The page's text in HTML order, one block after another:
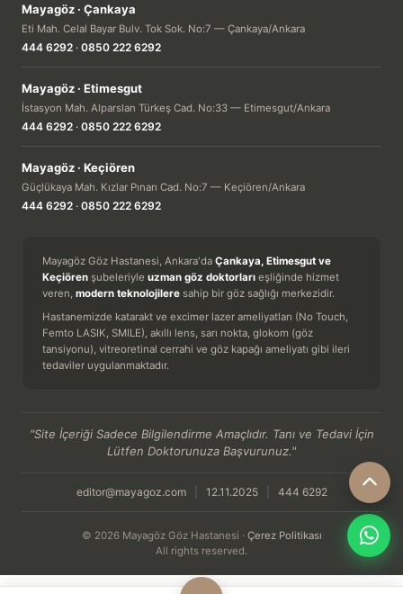
Mayagöz · Çankaya
Eti Mah. Celal Bayar Bulv. Tok Sok. No:7 — Çankaya/Ankara
444 6292 · 0850 222 6292
Mayagöz · Etimesgut
İstasyon Mah. Alparslan Türkeş Cad. No:33 — Etimesgut/Ankara
444 6292 · 0850 222 6292
Mayagöz · Keçiören
Güçlükaya Mah. Kızlar Pınarı Cad. No:7 — Keçiören/Ankara
444 6292 · 0850 222 6292
Mayagöz Göz Hastanesi, Ankara'da Çankaya, Etimesgut ve
Keçiören şubeleriyle uzman göz doktorları eşliğinde hizmet
veren, modern teknolojilere sahip bir göz sağlığı merkezidir.
Hastanemizde katarakt ve excimer lazer ameliyatları (No Touch,
Femto LASIK, SMILE), akıllı lens, sarı nokta, glokom (göz
tansiyonu), vitreoretinal cerrahi ve göz kapağı ameliyatı gibi ileri
tedaviler uygulanmaktadır.
"Site İçeriği Sadece Bilgilendirme Amaçlıdır. Tanı ve Tedavi İçin
Lütfen Doktorunuza Başvurunuz."
editor@mayagoz.com 12.11.2025 444 6292
© 2026 Mayagöz Göz Hastanesi · Çerez Politikası
All rights reserved.